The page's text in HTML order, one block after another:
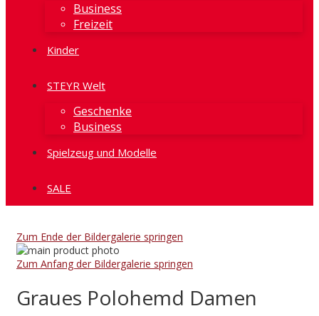
Business
Freizeit
Kinder
STEYR Welt
Geschenke
Business
Spielzeug und Modelle
SALE
Zum Ende der Bildergalerie springen
Zum Anfang der Bildergalerie springen
Graues Polohemd Damen